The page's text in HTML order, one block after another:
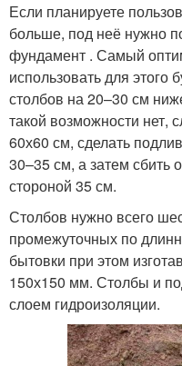
Если планируете
больше, под неё нужно
фундамент . Самый
использовать для
столбов на 20–30 см
такой возможности нет,
60х60 см, сделать
30–35 см, а затем сбить
стороной 35 см.
Столбов нужно всего
промежуточных по
бытовки при этом
150х150 мм. Столбы и
слоем гидроизоляции.